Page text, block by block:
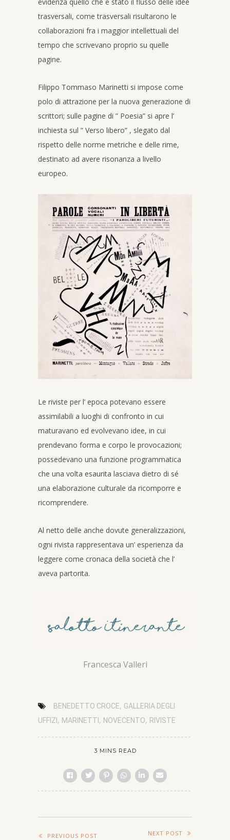
trasversali, come trasversali risultarono le
collaborazioni fra i maggior intellettuali del
tempo che scrivevano proprio su quelle
pagine.
Filippo Tommaso Marinetti si impose come
polo di attrazione per la nuova generazione di
scrittori; sulle pagine di ” Poesia” si apre l’
inchiesta sul ” Verso libero” , slegato dal
rispetto delle norme metriche e delle rime,
destinato ad avere risonanza a livello
europeo.
Le riviste per l’ epoca potevano essere
assimilabili a luoghi di confronto in cui
maturavano ed evolvevano idee, in cui
prendevano forma e corpo le provocazioni;
possedevano una funzione programmatica
che una volta esaurita lasciava dietro di sé
una elaborazione culturale da ricomporre e
ricomprendere.
Al netto delle anche dovute generalizzazioni,
ogni rivista rappresentava un’ esperienza da
leggere come cronaca della società che l’
aveva partorita.
Francesca Valleri
BENEDETTO CROCE, GALLERIA DEGLI
UFFIZI , MARINETTI , NOVECENTO, RIVISTE
3 MINS READ
PREVIOUS POST NEXT POST